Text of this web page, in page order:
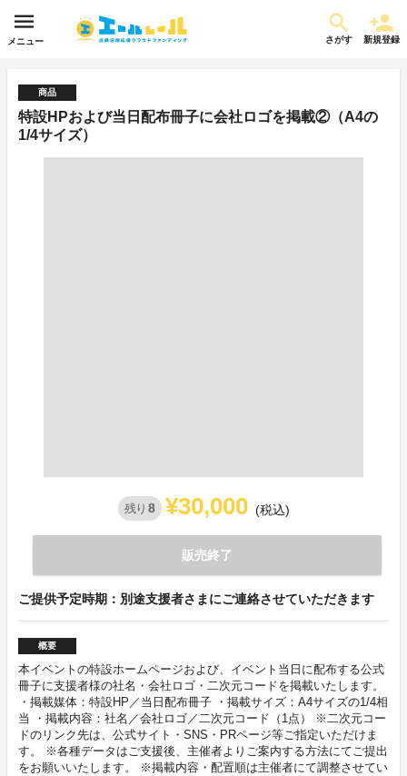
メニュー さがす 新規登録
商品
特設HPおよび当日配布冊子に会社ロゴを掲載②（A4の
1/4サイズ）
残り 8 ¥30,000 (税込)
販売終了
ご提供予定時期：別途支援者さまにご連絡させていただきます
概要
本イベントの特設ホームページおよび、イベント当日に配布する公式
冊子に支援者様の社名・会社ロゴ・二次元コードを掲載いたします。
・掲載媒体：特設HP／当日配布冊子 ・掲載サイズ：A4サイズの1/4相
当 ・掲載内容：社名／会社ロゴ／二次元コード（1点） ※二次元コー
ドのリンク先は、公式サイト・SNS・PRページ等ご指定いただけま
す。 ※各種データはご支援後、主催者よりご案内する方法にてご提出
をお願いいたします。 ※掲載内容・配置順は主催者にて調整させてい